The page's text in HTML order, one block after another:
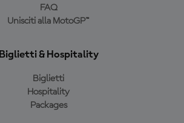
FAQ
Unisciti alla MotoGP™
Biglietti & Hospitality
Biglietti
Hospitality
Packages